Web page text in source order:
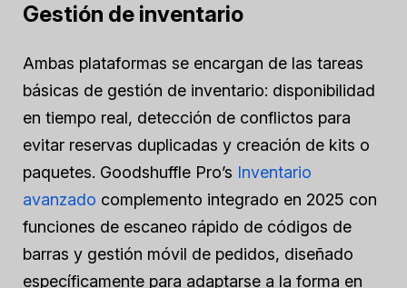
Gestión de inventario
Ambas plataformas se encargan de las tareas
básicas de gestión de inventario: disponibilidad
en tiempo real, detección de conflictos para
evitar reservas duplicadas y creación de kits o
paquetes. Goodshuffle Pro’s Inventario
avanzado complemento integrado en 2025 con
funciones de escaneo rápido de códigos de
barras y gestión móvil de pedidos, diseñado
específicamente para adaptarse a la forma en